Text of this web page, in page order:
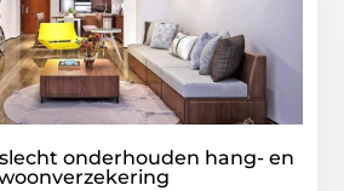
onderhouden hang- en